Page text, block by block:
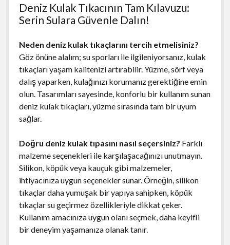
Deniz Kulak Tıkacının Tam Kılavuzu:
Serin Sulara Güvenle Dalın!
Neden deniz kulak tıkaçlarını tercih etmelisiniz?
Göz önüne alalım; su sporları ile ilgileniyorsanız, kulak
tıkaçları yaşam kalitenizi artırabilir. Yüzme, sörf veya
dalış yaparken, kulağınızı korumanız gerektiğine emin
olun. Tasarımları sayesinde, konforlu bir kullanım sunan
deniz kulak tıkaçları, yüzme sırasında tam bir uyum
sağlar.
Doğru deniz kulak tıpasını nasıl seçersiniz? Farklı
malzeme seçenekleri ile karşılaşacağınızı unutmayın.
Silikon, köpük veya kauçuk gibi malzemeler,
ihtiyacınıza uygun seçenekler sunar. Örneğin, silikon
tıkaçlar daha yumuşak bir yapıya sahipken, köpük
tıkaçlar su geçirmez özellikleriyle dikkat çeker.
Kullanım amacınıza uygun olanı seçmek, daha keyifli
bir deneyim yaşamanıza olanak tanır.